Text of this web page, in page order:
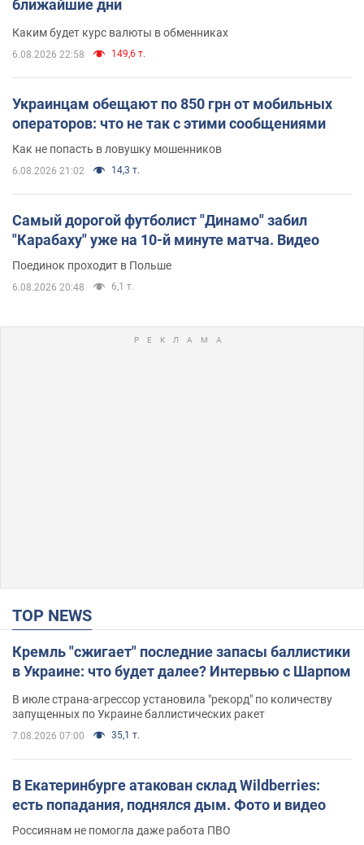
ближайшие дни
Каким будет курс валюты в обменниках
6.08.2026 22:58 149,6 т.
Украинцам обещают по 850 грн от мобильных
операторов: что не так с этими сообщениями
Как не попасть в ловушку мошенников
6.08.2026 21:02 14,3 т.
Самый дорогой футболист "Динамо" забил
"Карабаху" уже на 10-й минуте матча. Видео
Поединок проходит в Польше
6.08.2026 20:48 6,1 т.
TOP NEWS
Кремль "сжигает" последние запасы баллистики
в Украине: что будет далее? Интервью с Шарпом
В июле страна-агрессор установила "рекорд" по количеству
запущенных по Украине баллистических ракет
7.08.2026 07:00 35,1 т.
В Екатеринбурге атакован склад Wildberries:
есть попадания, поднялся дым. Фото и видео
Россиянам не помогла даже работа ПВО